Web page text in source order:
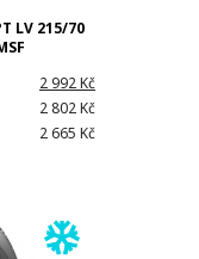
LV 215/70
2 992 Kč
2 802 Kč
2 665 Kč